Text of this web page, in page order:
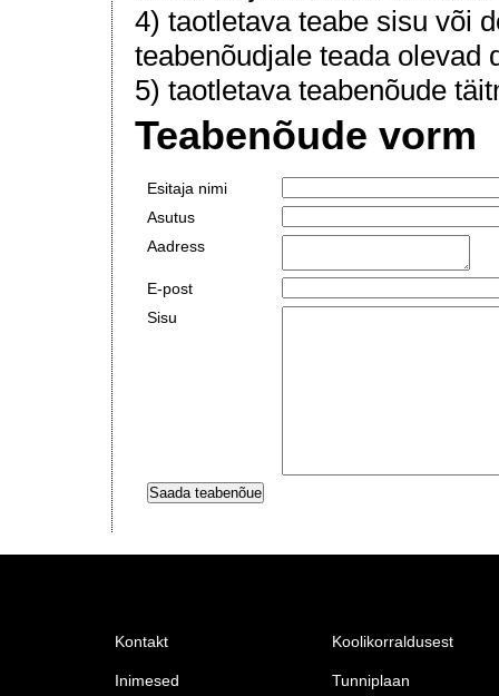
4) taotletava teabe sisu või
teabenõudjale teada olevad
5) taotletava teabenõude
Teabenõude vorm
Esitaja nimi
Asutus
Aadress
E-post
Sisu
Kontakt
Inimesed
Koolikorraldusest
Tunniplaan